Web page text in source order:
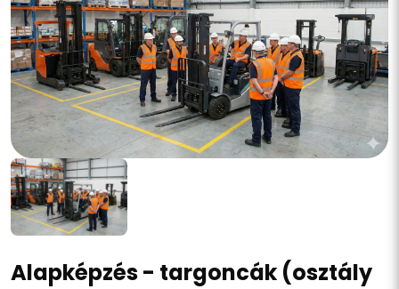
Alapképzés - targoncák (osztály